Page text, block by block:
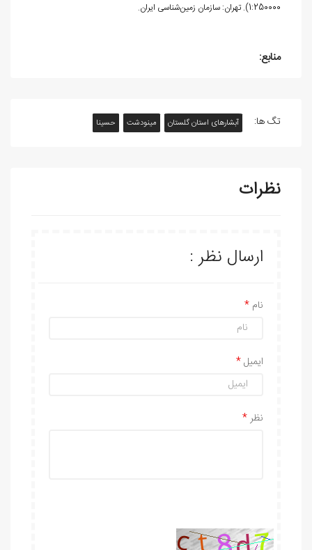
1:250000). تهران: سازمان زمین
شناسی ایران.
منابع:
تگ ها: آبشارهای استان گلستان مینودشت حسینا
نظرات
ارسال نظر :
نام
ایمیل
نظر